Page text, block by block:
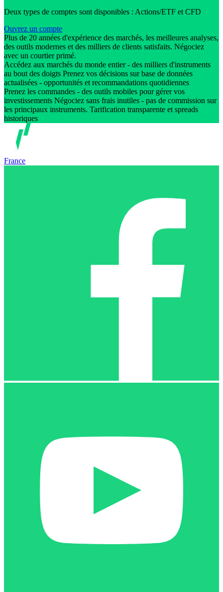
Deux types de comptes sont disponibles : Actions/ETF et CFD
Ouvrez un compte
Plus de 20 années d'expérience des marchés, les meilleures analyses,
des outils modernes et des milliers de clients satisfaits. Négociez
avec un courtier primé.
Accédez aux marchés du monde entier - des milliers d'instruments
au bout des doigts Prenez vos décisions sur base de données
actualisées - opportunités et recommandations quotidiennes
Prenez les commandes - des outils mobiles pour gérer vos
investissements Négociez sans frais inutiles - pas de commission sur
les principaux instruments. Tarification transparente et spreads
historiques
France